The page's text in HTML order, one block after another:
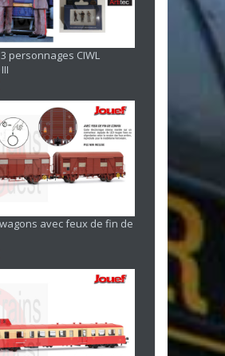
personnages CIWL
wagons avec feux de fin de